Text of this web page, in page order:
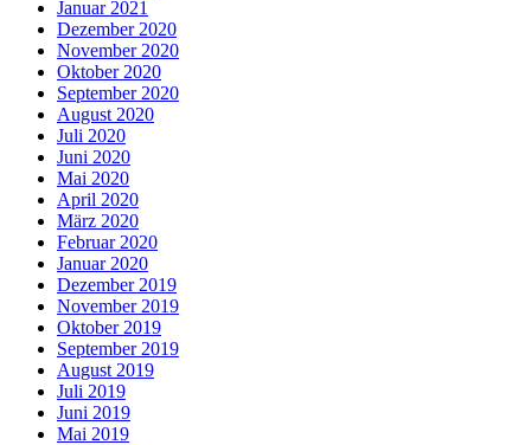
Januar 2021
Dezember 2020
November 2020
Oktober 2020
September 2020
August 2020
Juli 2020
Juni 2020
Mai 2020
April 2020
März 2020
Februar 2020
Januar 2020
Dezember 2019
November 2019
Oktober 2019
September 2019
August 2019
Juli 2019
Juni 2019
Mai 2019